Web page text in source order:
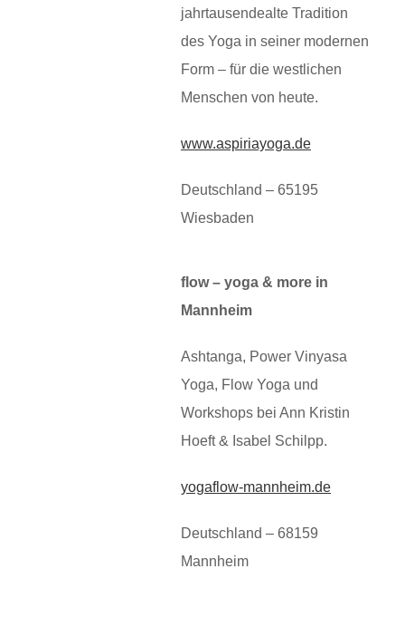
jahrtausendealte Tradition
des Yoga in seiner modernen
Form – für die westlichen
Menschen von heute.
www.aspiriayoga.de
Deutschland – 65195
Wiesbaden
flow – yoga & more in
Mannheim
Ashtanga, Power Vinyasa
Yoga, Flow Yoga und
Workshops bei Ann Kristin
Hoeft & Isabel Schilpp.
yogaflow-mannheim.de
Deutschland – 68159
Mannheim